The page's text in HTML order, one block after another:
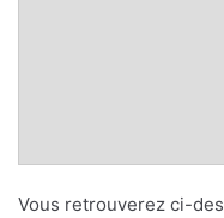
Vous retrouverez ci-